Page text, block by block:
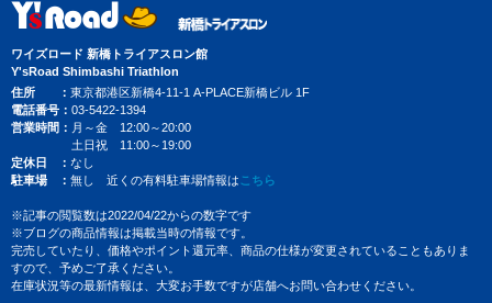
ワイズロード 新橋トライアスロン館
Y'sRoad Shimbashi Triathlon
住所
東京都港区新橋4-11-1 A-PLACE新橋ビル 1F
電話番号
03-5422-1394
営業時間
月～金 12:00～20:00
土日祝 11:00～19:00
定休日
なし
駐車場
無し 近くの有料駐車場情報は こちら
※記事の閲覧数は2022/04/22からの数字です
※ブログの商品情報は掲載当時の情報です。
完売していたり、価格やポイント還元率、商品の仕様が変更されていることもありま
すので、予めご了承ください。
在庫状況等の最新情報は、大変お手数ですが店舗へお問い合わせください。